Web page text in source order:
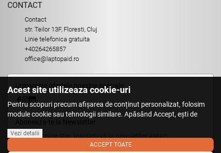
CONTACT
Contact
str. Teilor 13F, Floresti, Cluj
Linie telefonica gratuita
+40264265857
office@laptopaid.ro
Urmareste ofertele noastre speciale:
Aboneaza-te la Newsletter
Fii primul care stie. Inscrieti-vă la newsletter astazi.
Acest site utilizeaza cookie-uri
Pentru scopuri precum afișarea de conținut personalizat, folosim
module cookie sau tehnologii similare. Apăsând Accept, ești de
acord să permiți colectarea de informații prin cookie-uri sau
tehnologii similare. Află in sectiunea Politica de Cookies mai multe
despre cookie-uri, inclusiv despre posibilitatea retragerii acordului.
Vezi detalii
ACCEPT TOATE